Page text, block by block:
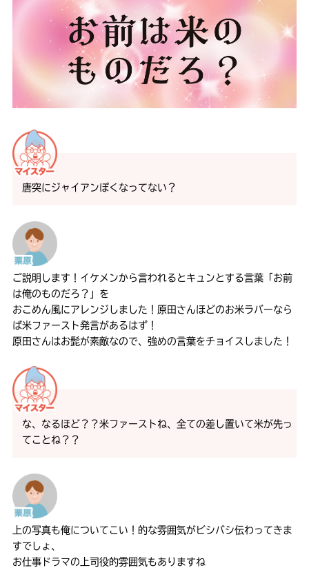
唐突にジャイアンぽくなってない？
ご説明します！イケメンから言われるとキュンとする言葉「お前
は俺のものだろ？」を
おこめん風にアレンジしました！原田さんほどのお米ラバーなら
ば米ファースト発言があるはず！
原田さんはお髭が素敵なので、強めの言葉をチョイスしました！
な、なるほど？？米ファーストね、全ての差し置いて米が先っ
てことね？？
上の写真も俺についてこい！的な雰囲気がビシバシ伝わってきま
すでしょ、
お仕事ドラマの上司役的雰囲気もありますね